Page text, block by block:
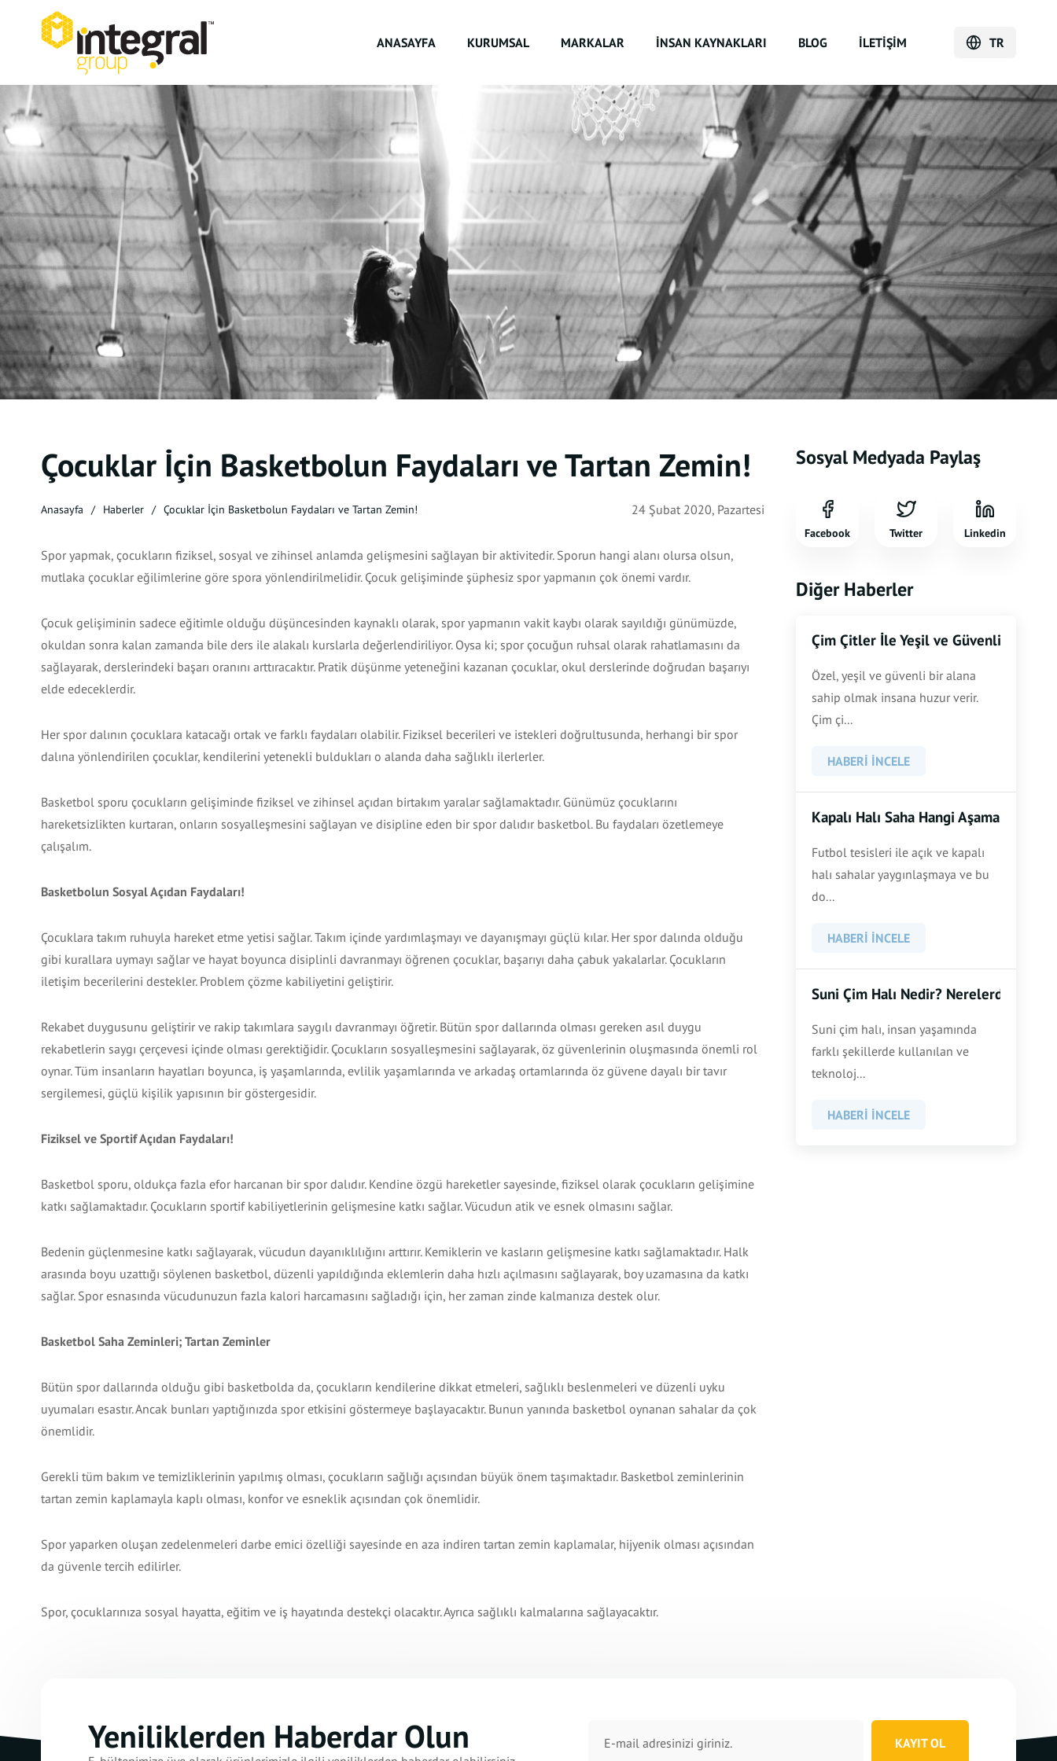
ANASAYFA KURUMSAL MARKALAR İNSAN KAYNAKLARI BLOG İLETIŞIM TR
Çocuklar İçin Basketbolun Faydaları ve Tartan Zemin!
Anasayfa Haberler Çocuklar İçin Basketbolun Faydaları ve Tartan Zemin! 24 Şubat 2020, Pazartesi
Spor yapmak, çocukların fiziksel, sosyal ve zihinsel anlamda gelişmesini sağlayan bir aktivitedir. Sporun hangi alanı olursa olsun,
mutlaka çocuklar eğilimlerine göre spora yönlendirilmelidir. Çocuk gelişiminde şüphesiz spor yapmanın çok önemi vardır.
Çocuk gelişiminin sadece eğitimle olduğu düşüncesinden kaynaklı olarak, spor yapmanın vakit kaybı olarak sayıldığı günümüzde,
okuldan sonra kalan zamanda bile ders ile alakalı kurslarla değerlendiriliyor. Oysa ki; spor çocuğun ruhsal olarak rahatlamasını da
sağlayarak, derslerindeki başarı oranını arttıracaktır. Pratik düşünme yeteneğini kazanan çocuklar, okul derslerinde doğrudan başarıyı
elde edeceklerdir.
Her spor dalının çocuklara katacağı ortak ve farklı faydaları olabilir. Fiziksel becerileri ve istekleri doğrultusunda, herhangi bir spor
dalına yönlendirilen çocuklar, kendilerini yetenekli buldukları o alanda daha sağlıklı ilerlerler.
Basketbol sporu çocukların gelişiminde fiziksel ve zihinsel açıdan birtakım yaralar sağlamaktadır. Günümüz çocuklarını
hareketsizlikten kurtaran, onların sosyalleşmesini sağlayan ve disipline eden bir spor dalıdır basketbol. Bu faydaları özetlemeye
çalışalım.
Basketbolun Sosyal Açıdan Faydaları!
Çocuklara takım ruhuyla hareket etme yetisi sağlar. Takım içinde yardımlaşmayı ve dayanışmayı güçlü kılar. Her spor dalında olduğu
gibi kurallara uymayı sağlar ve hayat boyunca disiplinli davranmayı öğrenen çocuklar, başarıyı daha çabuk yakalarlar. Çocukların
iletişim becerilerini destekler. Problem çözme kabiliyetini geliştirir.
Rekabet duygusunu geliştirir ve rakip takımlara saygılı davranmayı öğretir. Bütün spor dallarında olması gereken asıl duygu
rekabetlerin saygı çerçevesi içinde olması gerektiğidir. Çocukların sosyalleşmesini sağlayarak, öz güvenlerinin oluşmasında önemli rol
oynar. Tüm insanların hayatları boyunca, iş yaşamlarında, evlilik yaşamlarında ve arkadaş ortamlarında öz güvene dayalı bir tavır
sergilemesi, güçlü kişilik yapısının bir göstergesidir.
Fiziksel ve Sportif Açıdan Faydaları!
Basketbol sporu, oldukça fazla efor harcanan bir spor dalıdır. Kendine özgü hareketler sayesinde, fiziksel olarak çocukların gelişimine
katkı sağlamaktadır. Çocukların sportif kabiliyetlerinin gelişmesine katkı sağlar. Vücudun atik ve esnek olmasını sağlar.
Bedenin güçlenmesine katkı sağlayarak, vücudun dayanıklılığını arttırır. Kemiklerin ve kasların gelişmesine katkı sağlamaktadır. Halk
arasında boyu uzattığı söylenen basketbol, düzenli yapıldığında eklemlerin daha hızlı açılmasını sağlayarak, boy uzamasına da katkı
sağlar. Spor esnasında vücudunuzun fazla kalori harcamasını sağladığı için, her zaman zinde kalmanıza destek olur.
Basketbol Saha Zeminleri; Tartan Zeminler
Bütün spor dallarında olduğu gibi basketbolda da, çocukların kendilerine dikkat etmeleri, sağlıklı beslenmeleri ve düzenli uyku
uyumaları esastır. Ancak bunları yaptığınızda spor etkisini göstermeye başlayacaktır. Bunun yanında basketbol oynanan sahalar da çok
önemlidir.
Gerekli tüm bakım ve temizliklerinin yapılmış olması, çocukların sağlığı açısından büyük önem taşımaktadır. Basketbol zeminlerinin
tartan zemin kaplamayla kaplı olması, konfor ve esneklik açısından çok önemlidir.
Spor yaparken oluşan zedelenmeleri darbe emici özelliği sayesinde en aza indiren tartan zemin kaplamalar, hijyenik olması açısından
da güvenle tercih edilirler.
Spor, çocuklarınıza sosyal hayatta, eğitim ve iş hayatında destekçi olacaktır. Ayrıca sağlıklı kalmalarına sağlayacaktır.
Sosyal Medyada Paylaş
Facebook Twitter Linkedin
Diğer Haberler
Çim Çitler İle Yeşil ve Güvenli
Özel, yeşil ve güvenli bir alana
sahip olmak insana huzur verir.
Çim çi...
HABERI İNCELE
Kapalı Halı Saha Hangi Aşamalardan
Futbol tesisleri ile açık ve kapalı
halı sahalar yaygınlaşmaya ve bu
do...
HABERI İNCELE
Suni Çim Halı Nedir? Nerelerde
Suni çim halı, insan yaşamında
farklı şekillerde kullanılan ve
teknoloj...
HABERI İNCELE
Yeniliklerden Haberdar Olun KAYIT OL